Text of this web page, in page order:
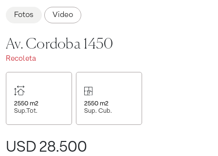
Fotos Video
Av. Cordoba 1450
Recoleta
2550 m2
Sup.Tot.
2550 m2
Sup. Cub.
USD 28.500